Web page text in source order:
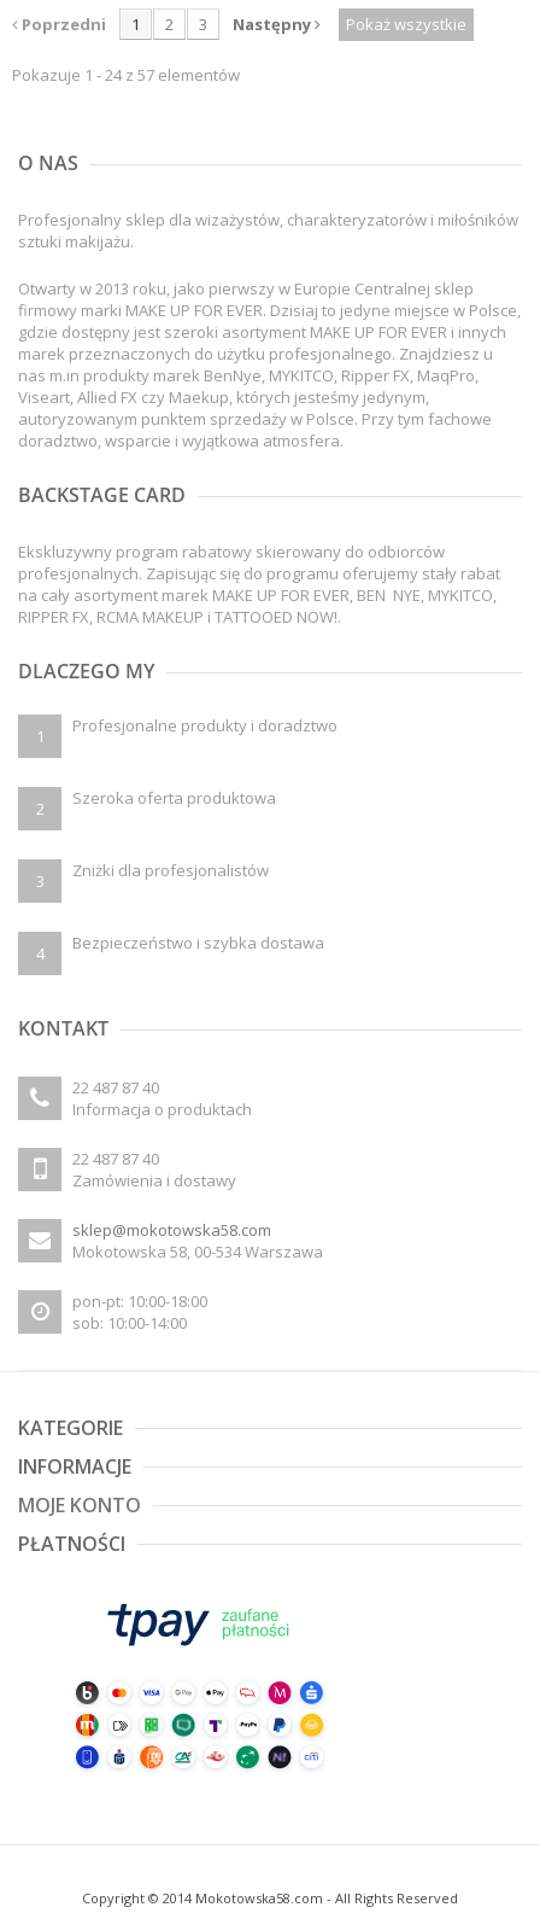
Pokaż wszystkie
Poprzedni 1 2 3 Następny
Pokazuje 1 - 24 z 57 elementów
O NAS
Profesjonalny sklep dla wizażystów, charakteryzatorów i miłośników
sztuki makijażu.
Otwarty w 2013 roku, jako pierwszy w Europie Centralnej sklep
firmowy marki MAKE UP FOR EVER. Dzisiaj to jedyne miejsce w Polsce,
gdzie dostępny jest szeroki asortyment MAKE UP FOR EVER i innych
marek przeznaczonych do użytku profesjonalnego. Znajdziesz u
nas m.in produkty marek BenNye, MYKITCO, Ripper FX, MaqPro,
Viseart, Allied FX czy Maekup, których jesteśmy jedynym,
autoryzowanym punktem sprzedaży w Polsce. Przy tym fachowe
doradztwo, wsparcie i wyjątkowa atmosfera.
BACKSTAGE CARD
Ekskluzywny program rabatowy skierowany do odbiorców
profesjonalnych. Zapisując się do programu oferujemy stały rabat
na cały asortyment marek MAKE UP FOR EVER, BEN NYE, MYKITCO,
RIPPER FX, RCMA MAKEUP i TATTOOED NOW!.
DLACZEGO MY
1 Profesjonalne produkty i doradztwo
2 Szeroka oferta produktowa
3 Zniżki dla profesjonalistów
4 Bezpieczeństwo i szybka dostawa
KONTAKT
22 487 87 40
Informacja o produktach
22 487 87 40
Zamówienia i dostawy
sklep@mokotowska58.com
Mokotowska 58, 00-534 Warszawa
pon-pt: 10:00-18:00
sob: 10:00-14:00
KATEGORIE
INFORMACJE
MOJE KONTO
PŁATNOŚCI
Copyright © 2014 Mokotowska58.com - All Rights Reserved